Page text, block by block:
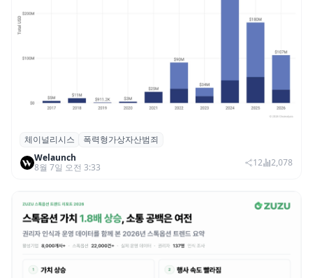
체이널리시스 “가상자산 보유자 대상 폭력
범죄 증가…상반기 탈취액 3000만 달러 돌파
체이널리시스
폭력형가상자산범죄
Welaunch
8월 7일 오전 3:33
12 2,078